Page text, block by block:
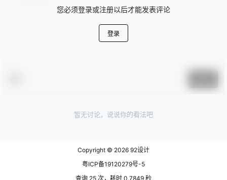
您必须登录或注册以后才能发表评论
登录
暂无讨论，说说你的看法吧
Copyright © 2026 92设计
粤ICP备19120279号-5
查询 25 次，耗时 0.7849 秒